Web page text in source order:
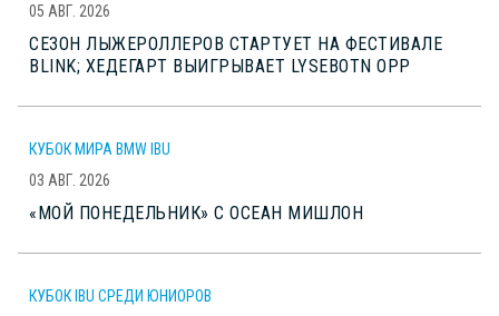
05 АВГ. 2026
СЕЗОН ЛЫЖЕРОЛЛЕРОВ СТАРТУЕТ НА ФЕСТИВАЛЕ
BLINK; ХЕДЕГАРТ ВЫИГРЫВАЕТ LYSEBOTN OPP
КУБОК МИРА BMW IBU
03 АВГ. 2026
«МОЙ ПОНЕДЕЛЬНИК» С ОСЕАН МИШЛОН
КУБОК IBU СРЕДИ ЮНИОРОВ